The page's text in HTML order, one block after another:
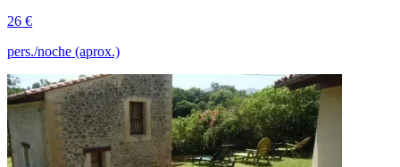
26 €
pers./noche (aprox.)